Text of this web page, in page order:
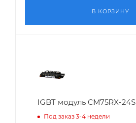
В КОРЗИНУ
IGBT модуль CM75RX-24S
Под заказ 3-4 недели